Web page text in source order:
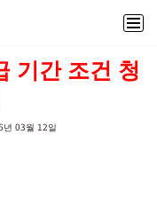
기간 조건 청
년 03월 12일